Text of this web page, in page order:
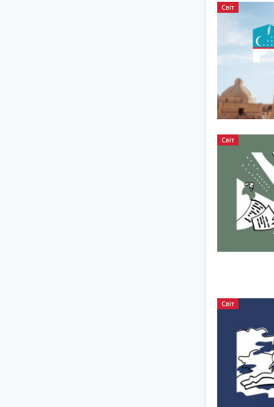
Світ
Світ
Світ